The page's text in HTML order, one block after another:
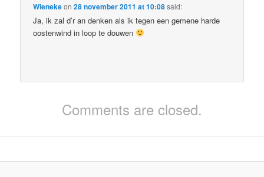
Wienekeon28 november 2011 at 10:08said:
Ja, ik zal d’r an denken als ik tegen een gemene harde
oostenwind in loop te douwen
Comments are closed.